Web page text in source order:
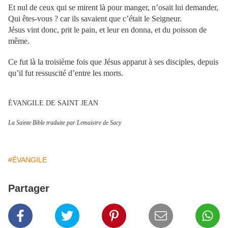
Et nul de ceux qui se mirent là pour manger, n’osait lui demander,
Qui êtes-vous ? car ils savaient que c’était le Seigneur.
Jésus vint donc, prit le pain, et leur en donna, et du poisson de
même.
Ce fut là la troisième fois que Jésus apparut à ses disciples, depuis
qu’il fut ressuscité d’entre les morts.
ÉVANGILE DE SAINT JEAN
La Sainte Bible traduite par Lemaistre de Sacy
#ÉVANGILE
Partager